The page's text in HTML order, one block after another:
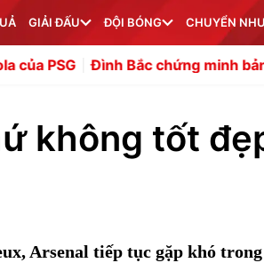
GIẢI ĐẤU ĐỘI BÓNG CHUYỂN
Bắc chứng minh bản lĩnh sau cú
không tốt
Arsenal tiếp tục gặp khó